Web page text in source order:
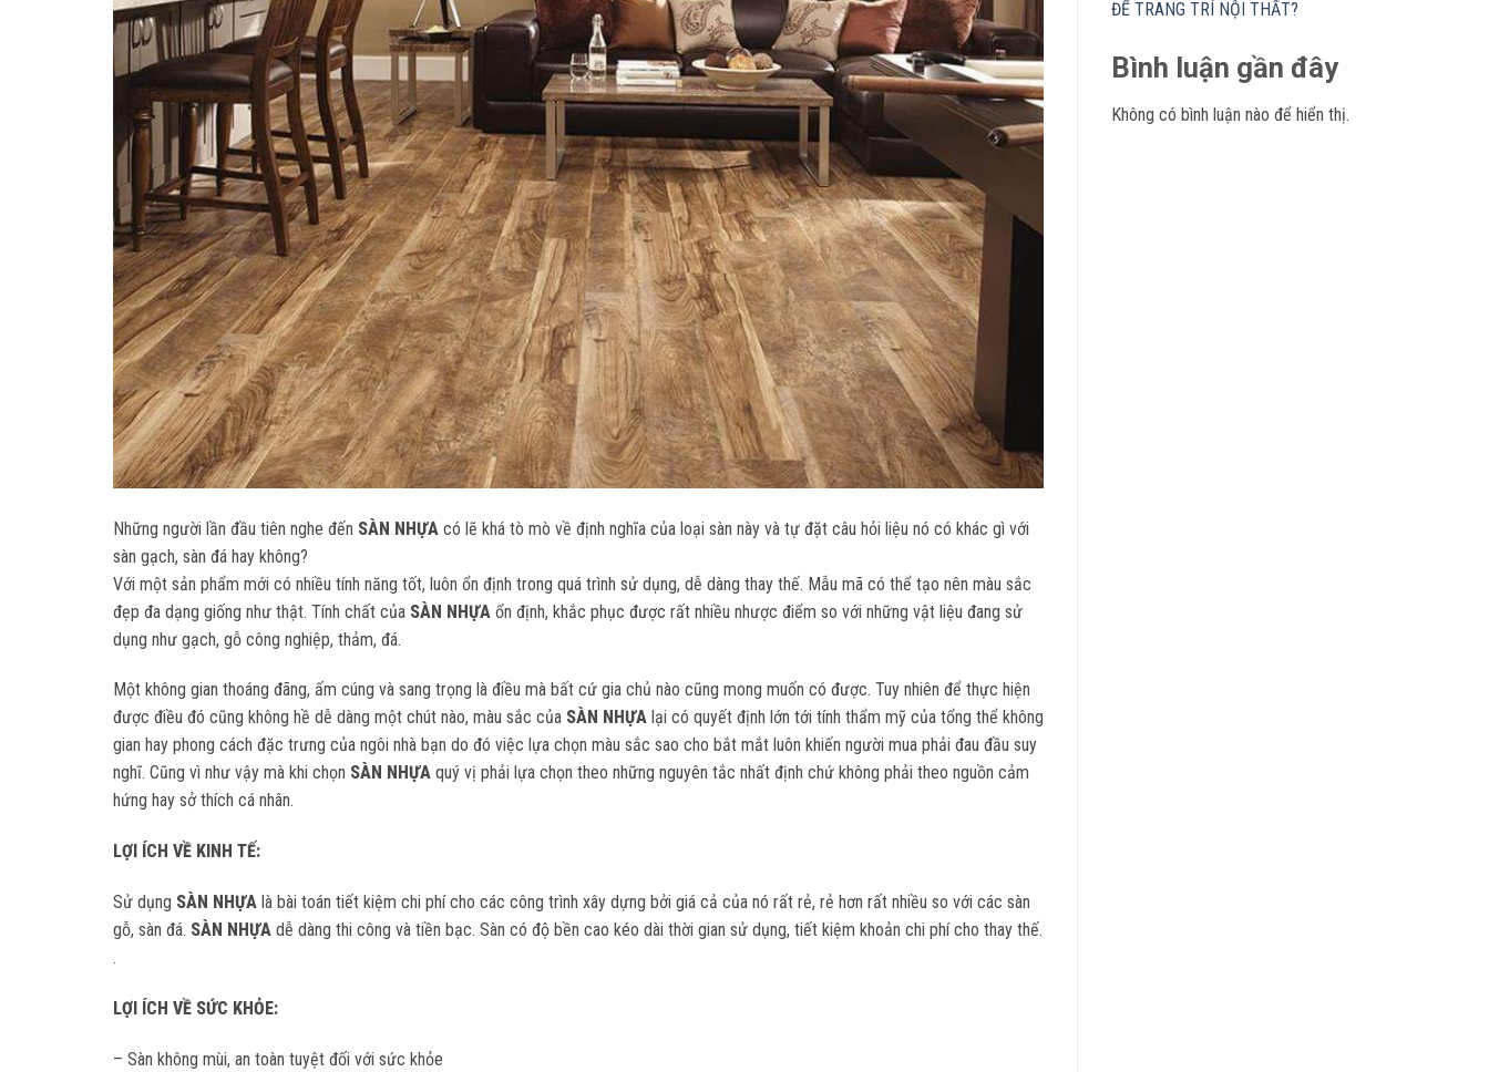
Những người lần đầu tiên nghe đến SÀN NHỰA có lẽ khá tò mò về định nghĩa của loại sàn này và tự đặt câu hỏi liệu nó có khác gì với
sàn gạch, sàn đá hay không?
Với một sản phẩm mới có nhiều tính năng tốt, luôn ổn định trong quá trình sử dụng, dễ dàng thay thế. Mẫu mã có thể tạo nên màu sắc
đẹp đa dạng giống như thật. Tính chất của SÀN NHỰA ổn định, khắc phục được rất nhiều nhược điểm so với những vật liệu đang sử
dụng như gạch, gỗ công nghiệp, thảm, đá.
Một không gian thoáng đãng, ấm cúng và sang trọng là điều mà bất cứ gia chủ nào cũng mong muốn có được. Tuy nhiên để thực hiện
được điều đó cũng không hề dễ dàng một chút nào, màu sắc của SÀN NHỰA lại có quyết định lớn tới tính thẩm mỹ của tổng thể không
gian hay phong cách đặc trưng của ngôi nhà bạn do đó việc lựa chọn màu sắc sao cho bắt mắt luôn khiến người mua phải đau đầu suy
nghĩ. Cũng vì như vậy mà khi chọn SÀN NHỰA quý vị phải lựa chọn theo những nguyên tắc nhất định chứ không phải theo nguồn cảm
hứng hay sở thích cá nhân.
LỢI ÍCH VỀ KINH TẾ:
Sử dụng SÀN NHỰA là bài toán tiết kiệm chi phí cho các công trình xây dựng bởi giá cả của nó rất rẻ, rẻ hơn rất nhiều so với các sàn
gỗ, sàn đá. SÀN NHỰA dễ dàng thi công và tiền bạc. Sàn có độ bền cao kéo dài thời gian sử dụng, tiết kiệm khoản chi phí cho thay thế.
.
LỢI ÍCH VỀ SỨC KHỎE:
– Sàn không mùi, an toàn tuyệt đối với sức khỏe
ĐỂ TRANG TRÍ NỘI THẤT?
Bình luận gần đây
Không có bình luận nào để hiển thị.